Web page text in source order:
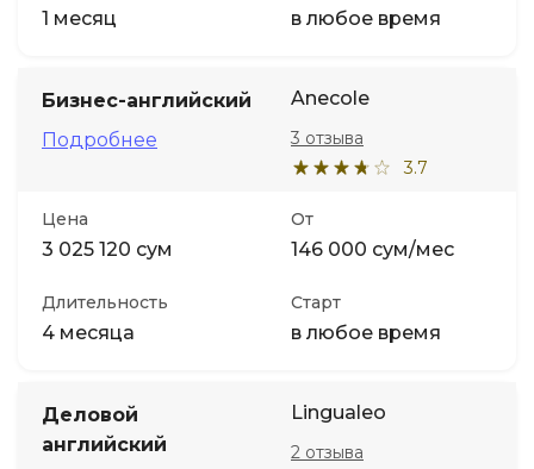
1 месяц в любое время
Бизнес-английский
Подробнее
Anecole
3.7
3 отзыва
Цена
3 025 120 сум
От
146 000 сум/мес
Длительность
4 месяца
Старт
в любое время
Деловой
английский
Lingualeo
2 отзыва